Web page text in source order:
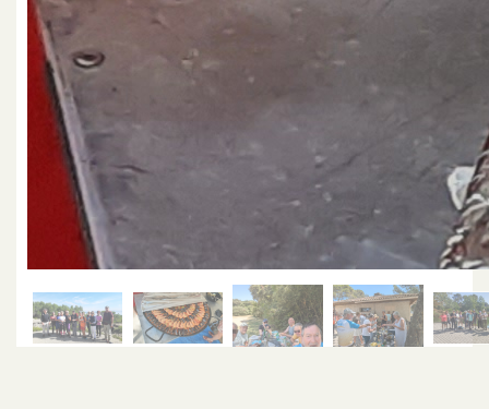
Folies Parisiennes
du lundi 23 novembre 2026 au jeudi 26 novembre
2026
La Ciotat et Aubagne
LOTO
le samedi 28 novembre 2026
Marseille
du mercredi 9 décembre 2026 au samedi 12
décembre 2026